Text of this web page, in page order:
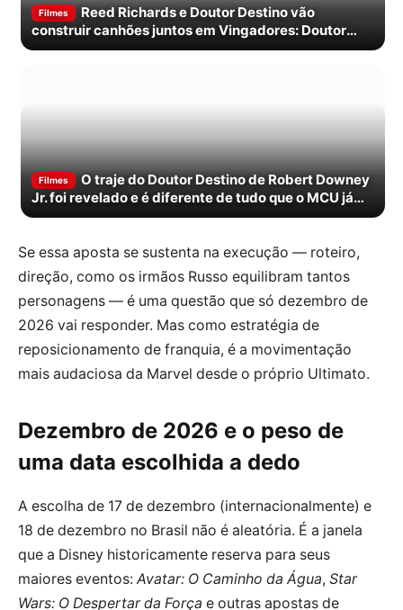
Filmes
Reed Richards e Doutor Destino vão
construir canhões juntos em Vingadores: Doutor
Destino
Filmes
O traje do Doutor Destino de Robert Downey
Jr. foi revelado e é diferente de tudo que o MCU já
fez
Se essa aposta se sustenta na execução — roteiro,
direção, como os irmãos Russo equilibram tantos
personagens — é uma questão que só dezembro de
2026 vai responder. Mas como estratégia de
reposicionamento de franquia, é a movimentação
mais audaciosa da Marvel desde o próprio Ultimato.
Dezembro de 2026 e o peso de
uma data escolhida a dedo
A escolha de 17 de dezembro (internacionalmente) e
18 de dezembro no Brasil não é aleatória. É a janela
que a Disney historicamente reserva para seus
maiores eventos: Avatar: O Caminho da Água, Star
Wars: O Despertar da Força e outras apostas de